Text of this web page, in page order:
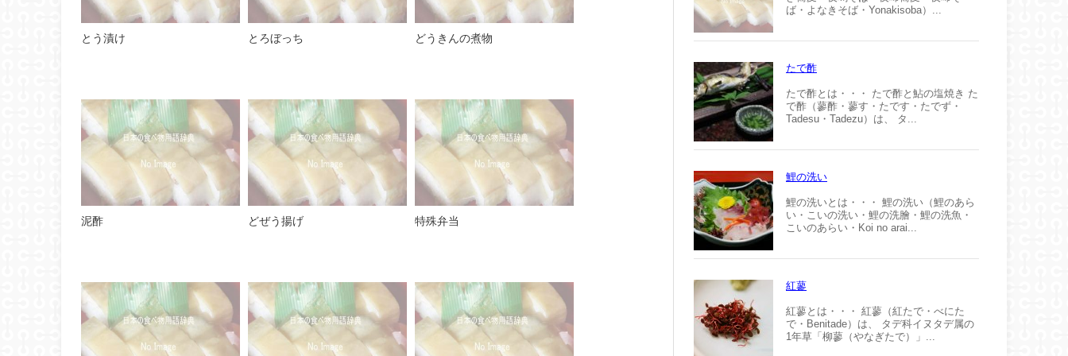
とう漬け とろぼっち どうきんの煮物
泥酢 どぜう揚げ 特殊弁当
ば・よなきそば・Yonakisoba）...
たで酢
たで酢とは・・・ たで酢と鮎の塩焼き た
で酢（蓼酢・蓼す・たです・たでず・
Tadesu・Tadezu）は、 タ...
鯉の洗い
鯉の洗いとは・・・ 鯉の洗い（鯉のあら
い・こいの洗い・鯉の洗膾・鯉の洗魚・
こいのあらい・Koi no arai...
紅蓼
紅蓼とは・・・ 紅蓼（紅たで・べにた
で・Benitade）は、 タデ科イヌタデ属の
1年草「柳蓼（やなぎたで）」...